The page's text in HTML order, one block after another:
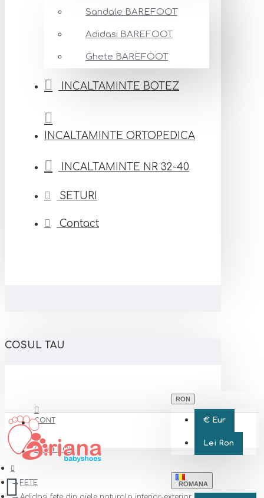
Sandale BAREFOOT
Adidasi BAREFOOT
Ghete BAREFOOT
INCALTAMINTE BOTEZ
INCALTAMINTE ORTOPEDICA
INCALTAMINTE NR 32-40
SETURI
Contact
COSUL TAU
CONT
CONT NOU
RON
€ Eur
Lei Ron
ROMANA
FETE